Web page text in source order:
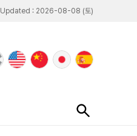
Updated : 2026-08-08 (토)